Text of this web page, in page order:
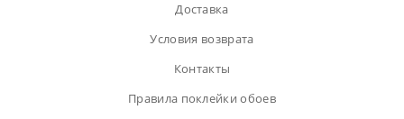
Доставка
Условия возврата
Контакты
Правила поклейки обоев